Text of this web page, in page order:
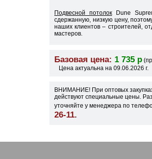
Подвесной потолок Dune
сдержанную, низкую цену,
наших клиентов – строителей,
мастеров.
Базовая цена: 1 735 р
Цена актуальна на 09.06.2026 г.
ВНИМАНИЕ! При оптовых
действуют специальные цены.
уточняйте у менеджера по
26-11.